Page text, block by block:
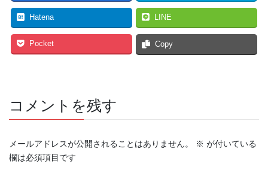
Hatena LINE
Pocket Copy
コメントを残す
メールアドレスが公開されることはありません。 ※ が付いている
欄は必須項目です